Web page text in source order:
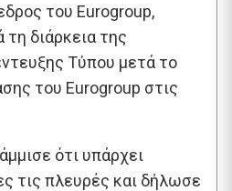
του Eurogroup,
διάρκεια της
Τύπου μετά το
του Eurogroup στις
ότι υπάρχει
τις πλευρές και δήλωσε